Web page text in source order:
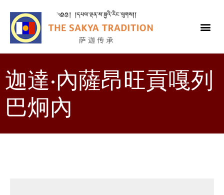
迦達·內薩昂旺貢嘎列
巴炯內